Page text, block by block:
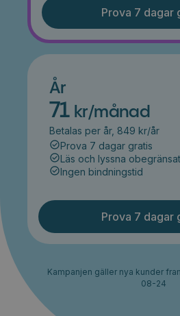
Prova 7 dagar
År
71 kr/månad
Betalas per år, 849 kr/år
Prova 7 dagar gratis
Läs och lyssna obegränsat
Ingen bindningstid
Prova 7 dagar
Kampanjen gäller nya kunder
08-24